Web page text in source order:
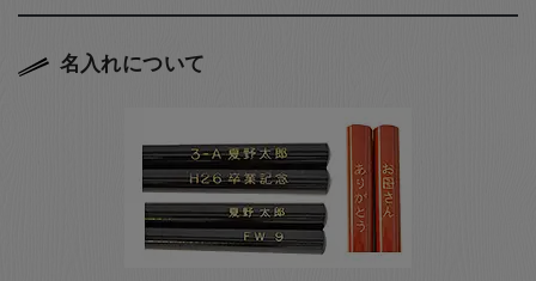
名入れについて